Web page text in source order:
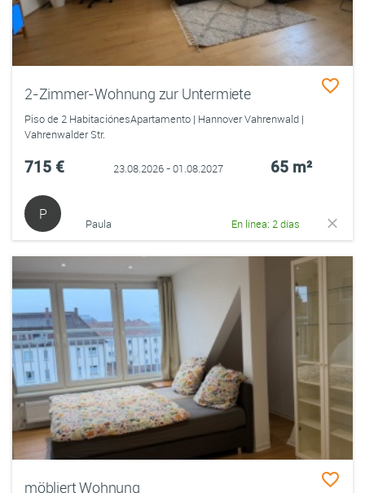
2-Zimmer-Wohnung zur Untermiete
Piso de 2 HabitaciónesApartamento | Hannover Vahrenwald |
Vahrenwalder Str.
715 € 23.08.2026 - 01.08.2027 65 m²
P
Paula En línea: 2 días
möbliert Wohnung